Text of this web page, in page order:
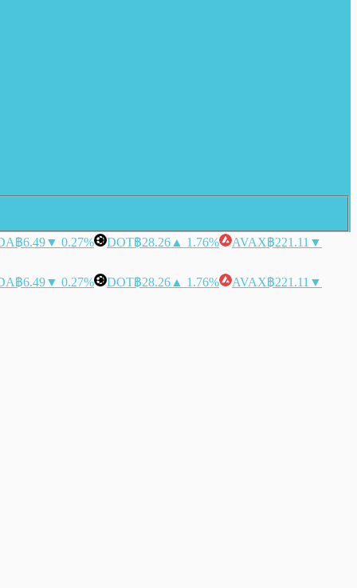
฿6.49▼ 0.27% DOT฿28.26 ▲ 1.76% AVAX฿221.11 ▼
฿6.49▼ 0.27% DOT฿28.26 ▲ 1.76% AVAX฿221.11 ▼